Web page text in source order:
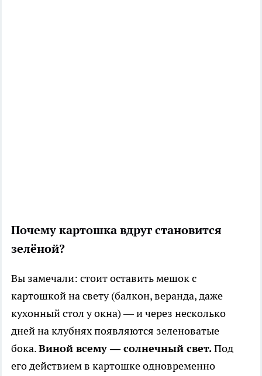
Почему картошка вдруг становится
зелёной?
Вы замечали: стоит оставить мешок с
картошкой на свету (балкон, веранда, даже
кухонный стол у окна) — и через несколько
дней на клубнях появляются зеленоватые
бока.Виной всему — солнечный свет.Под
его действием в картошке одновременно